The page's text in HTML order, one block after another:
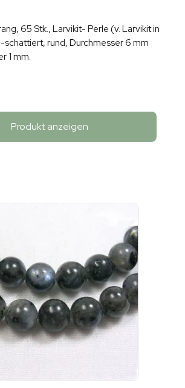
65 Stk., Larvikit- Perle (v. Larvikit in
rund, Durchmesser 6 mm
1 mm.
Produkt anzeigen